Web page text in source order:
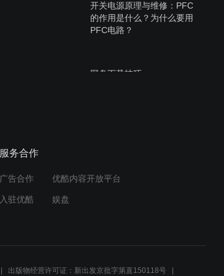
开关电源原理与维修：PFC
的作用是什么？为什么要用
PFC电路？
网盘下载技巧
服务合作
广告合作 优酷内容开放平台
入驻优酷 娱盘
出版物经营许可证：新出发京批字第直150118号